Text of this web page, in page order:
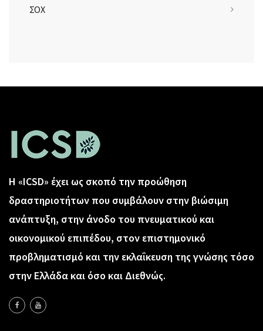
ΣΟΧ
Η «ICSD» έχει ως σκοπό την προώθηση
δραστηριοτήτων που συμβάλουν στην βιώσιμη
ανάπτυξη, στην άνοδο του πνευματικού και
οικονομικού επιπέδου, στον επιστημονικό
προβληματισμό και την εκλαΐκευση της γνώσης τόσο
στην Ελλάδα και όσο και Διεθνώς.